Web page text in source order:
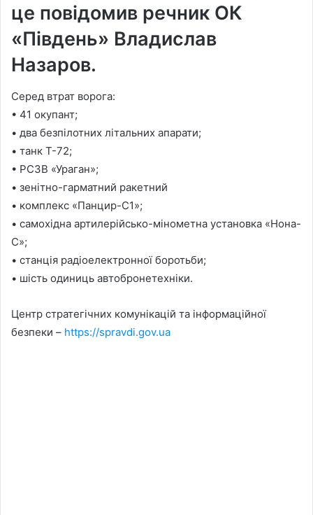
це повідомив речник ОК
«Південь» Владислав
Назаров.
Серед втрат ворога:
• 41 окупант;
• два безпілотних літальних апарати;
• танк Т-72;
• РСЗВ «Ураган»;
• зенітно-гарматний ракетний
• комплекс «Панцир-С1»;
• самохідна артилерійсько-мінометна установка «Нона-
С»;
• станція радіоелектронної боротьби;
• шість одиниць автобронетехніки.
Центр стратегічних комунікацій та інформаційної
безпеки – https://spravdi.gov.ua